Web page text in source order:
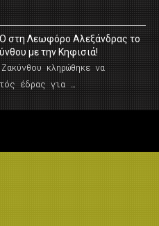
στη Λεωφόρο Αλεξάνδρας το
με την Κηφισιά!
κληρώθηκε να
έδρας για …